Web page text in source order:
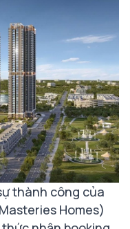
thành công của
Homes)